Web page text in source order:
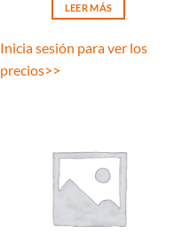
LEER MÁS
Inicia sesión para ver los
precios>>